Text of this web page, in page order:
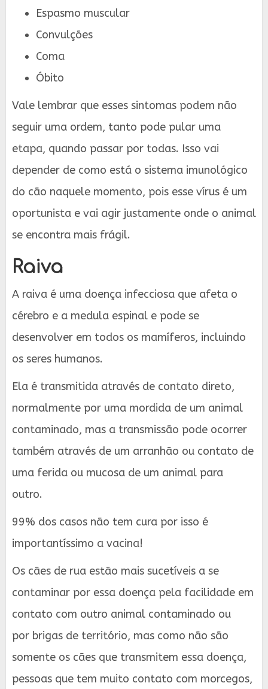
Espasmo muscular
Convulções
Coma
Óbito
Vale lembrar que esses sintomas podem não
seguir uma ordem, tanto pode pular uma
etapa, quando passar por todas. Isso vai
depender de como está o sistema imunológico
do cão naquele momento, pois esse vírus é um
oportunista e vai agir justamente onde o animal
se encontra mais frágil.
Raiva
A raiva é uma doença infecciosa que afeta o
cérebro e a medula espinal e pode se
desenvolver em todos os mamíferos, incluindo
os seres humanos.
Ela é transmitida através de contato direto,
normalmente por uma mordida de um animal
contaminado, mas a transmissão pode ocorrer
também através de um arranhão ou contato de
uma ferida ou mucosa de um animal para
outro.
99% dos casos não tem cura por isso é
importantíssimo a vacina!
Os cães de rua estão mais sucetíveis a se
contaminar por essa doença pela facilidade em
contato com outro animal contaminado ou
por brigas de território, mas como não são
somente os cães que transmitem essa doença,
pessoas que tem muito contato com morcegos,